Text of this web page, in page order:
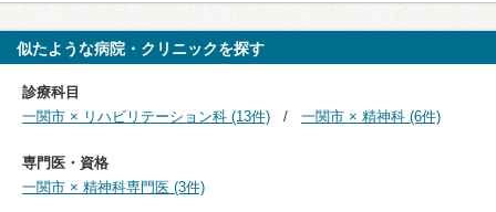
似たような病院・クリニックを探す
診療科目
一関市 × リハビリテーション科 (13件)
一関市 × 精神科 (6件)
専門医・資格
一関市 × 精神科専門医 (3件)